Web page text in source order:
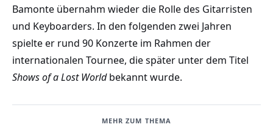
Bamonte übernahm wieder die Rolle des Gitarristen
und Keyboarders. In den folgenden zwei Jahren
spielte er rund 90 Konzerte im Rahmen der
internationalen Tournee, die später unter dem Titel
Shows of a Lost Worldbekannt wurde.
MEHR ZUM THEMA